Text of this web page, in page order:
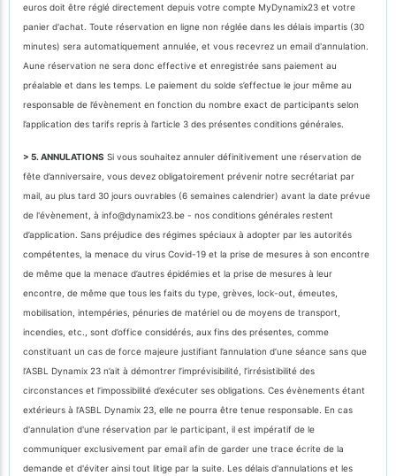
euros doit être réglé directement depuis votre compte MyDynamix23 et votre
panier d'achat. Toute réservation en ligne non réglée dans les délais impartis (30
minutes) sera automatiquement annulée, et vous recevrez un email d'annulation.
Aune réservation ne sera donc effective et enregistrée sans paiement au
préalable et dans les temps. Le paiement du solde s’effectue le jour même au
responsable de l’évènement en fonction du nombre exact de participants selon
l’application des tarifs repris à l’article 3 des présentes conditions générales.
> 5. ANNULATIONS Si vous souhaitez annuler définitivement une réservation de
fête d’anniversaire, vous devez obligatoirement prévenir notre secrétariat par
mail, au plus tard 30 jours ouvrables (6 semaines calendrier) avant la date prévue
de l'évènement, à info@dynamix23.be - nos conditions générales restent
d’application. Sans préjudice des régimes spéciaux à adopter par les autorités
compétentes, la menace du virus Covid-19 et la prise de mesures à son encontre
de même que la menace d’autres épidémies et la prise de mesures à leur
encontre, de même que tous les faits du type, grèves, lock-out, émeutes,
mobilisation, intempéries, pénuries de matériel ou de moyens de transport,
incendies, etc., sont d’office considérés, aux fins des présentes, comme
constituant un cas de force majeure justifiant l’annulation d’une séance sans que
l’ASBL Dynamix 23 n’ait à démontrer l’imprévisibilité, l’irrésistibilité des
circonstances et l’impossibilité d’exécuter ses obligations. Ces évènements étant
extérieurs à l’ASBL Dynamix 23, elle ne pourra être tenue responsable. En cas
d'annulation d'une réservation par le participant, il est impératif de le
communiquer exclusivement par email afin de garder une trace écrite de la
demande et d'éviter ainsi tout litige par la suite. Les délais d'annulations et les